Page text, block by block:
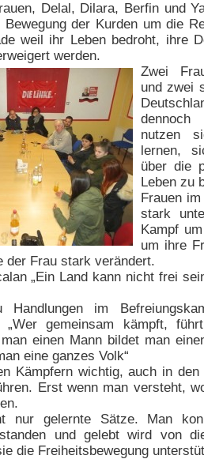
Delal, Dilara, Berfin und
Bewegung der Kurden um die
weil ihr Leben bedroht, ihre
werden.
Zwei
und zwei
nutzen
lernen,
über die
Leben zu
Frauen
stark
Kampf
um ihre
der Frau stark verändert.
„Ein Land kann nicht frei
Handlungen im
„Wer gemeinsam kämpft,
man einen Mann bildet man
eine ganzes Volk“
Kämpfern wichtig, auch in den
Erst wenn man versteht,
nur gelernte Sätze. Man
und gelebt wird von
die Freiheitsbewegung